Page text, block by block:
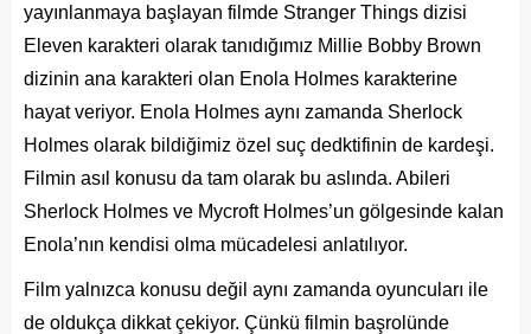
yayınlanmaya başlayan filmde Stranger Things dizisi
Eleven karakteri olarak tanıdığımız Millie Bobby Brown
dizinin ana karakteri olan Enola Holmes karakterine
hayat veriyor. Enola Holmes aynı zamanda Sherlock
Holmes olarak bildiğimiz özel suç dedktifinin de kardeşi.
Filmin asıl konusu da tam olarak bu aslında. Abileri
Sherlock Holmes ve Mycroft Holmes’un gölgesinde kalan
Enola’nın kendisi olma mücadelesi anlatılıyor.
Film yalnızca konusu değil aynı zamanda oyuncuları ile
de oldukça dikkat çekiyor. Çünkü filmin başrolünde